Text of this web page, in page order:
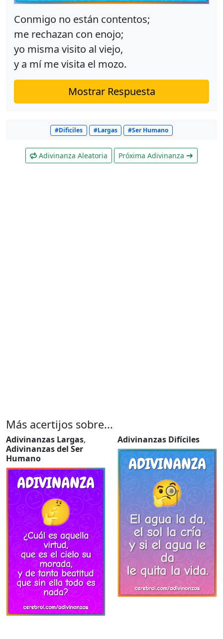
Conmigo no están contentos;
me rechazan con enojo;
yo misma visito al viejo,
y a mí me visita el mozo.
Mostrar Respuesta
#Dificiles #Largas #Ser Humano
Adivinanza Aleatoria Próxima Adivinanza
Más acertijos sobre...
Adivinanzas Largas,
Adivinanzas del Ser
Humano
Adivinanzas Difíciles